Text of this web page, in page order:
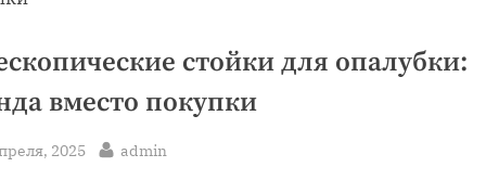
стойки для опалубки:
вместо покупки
2025 By
admin